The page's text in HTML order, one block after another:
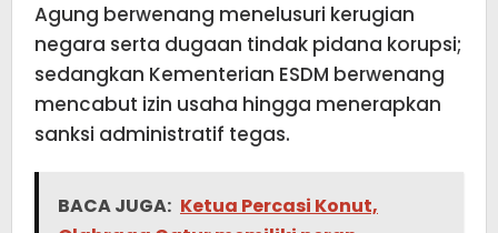
Agung berwenang menelusuri kerugian
negara serta dugaan tindak pidana korupsi;
sedangkan Kementerian ESDM berwenang
mencabut izin usaha hingga menerapkan
sanksi administratif tegas.
BACA JUGA: Ketua Percasi Konut,